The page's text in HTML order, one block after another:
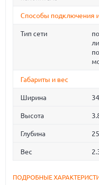
Способы подключения
Тип сети
Габариты и вес
Ширина
Высота
Глубина
Вес
ПОДРОБНЫЕ